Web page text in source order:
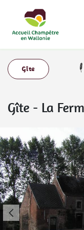
Gîte
Gîte - La